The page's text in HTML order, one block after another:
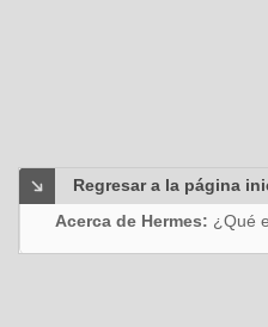
Regresar a la página
Acerca de Hermes: ¿Qué